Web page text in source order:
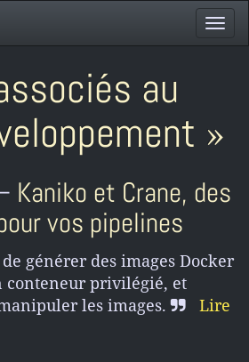
au
»
Kaniko et Crane, des
vos pipelines
générer des images Docker
conteneur privilégié, et
les images.
Lire